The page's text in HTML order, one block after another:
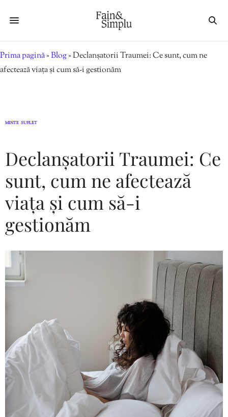
Prima pagină»Blog»Declanșatorii Traumei: Ce sunt, cum ne
afectează viața și cum să-i gestionăm
MINTE SUFLET
Declanșatorii Traumei: Ce
sunt, cum ne afectează
viața și cum să-i
gestionăm